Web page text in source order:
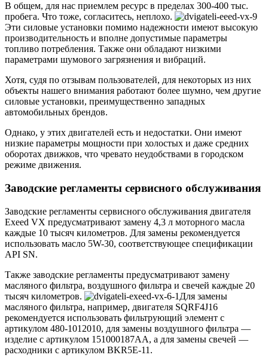
В общем, для нас приемлем ресурс в пределах 300-400 тыс.
пробега. Что тоже, согласитесь, неплохо.
Эти силовые установки помимо надежности имеют высокую
производительность и вполне допустимые параметры
топливо потребления. Также они обладают низкими
параметрами шумового загрязнения и вибраций.
Хотя, судя по отзывам пользователей, для некоторых из них
объекты нашего внимания работают более шумно, чем другие
силовые установки, преимущественно западных
автомобильных брендов.
Однако, у этих двигателей есть и недостатки. Они имеют
низкие параметры мощности при холостых и даже средних
оборотах движков, что чревато неудобствами в городском
режиме движения.
Заводские регламенты сервисного обслуживания
Заводские регламенты сервисного обслуживания двигателя
Exeed VX предусматривают замену 4,3 л моторного масла
каждые 10 тысяч километров. Для замены рекомендуется
использовать масло 5W-30, соответствующее спецификации
API SN.
Также заводские регламенты предусматривают замену
масляного фильтра, воздушного фильтра и свечей каждые 20
тысяч километров.
Для замены
масляного фильтра, например, двигателя SQRF4J16
рекомендуется использовать фильтрующий элемент с
артикулом 480-1012010, для замены воздушного фильтра —
изделие с артикулом 151000187AA, а для замены свечей —
расходники с артикулом BKR5E-11.